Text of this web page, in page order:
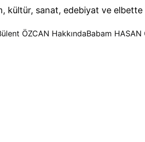
kültür, sanat, edebiyat ve elbette
ÖZCAN HakkındaBabam HASAN